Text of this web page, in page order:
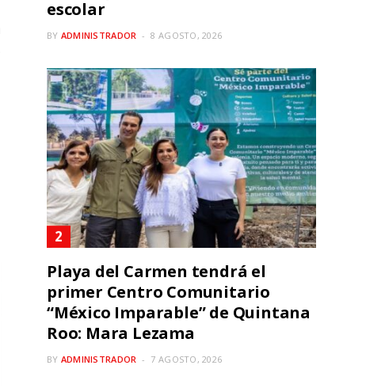
escolar
BY ADMINISTRADOR 8 AGOSTO, 2026
Playa del Carmen tendrá el
primer Centro Comunitario
“México Imparable” de Quintana
Roo: Mara Lezama
BY ADMINISTRADOR 7 AGOSTO, 2026